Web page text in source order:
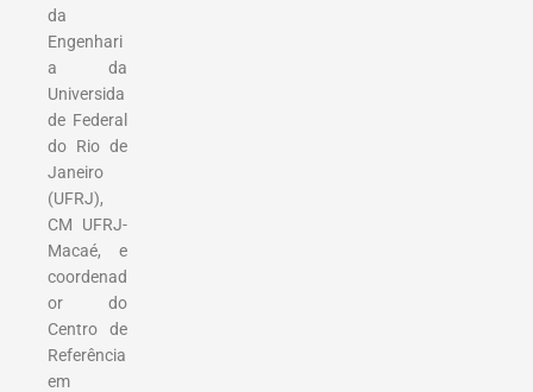
da
Engenhari
a da
Universida
de Federal
do Rio de
Janeiro
(UFRJ),
CM UFRJ-
Macaé, e
coordenad
or do
Centro de
Referência
em